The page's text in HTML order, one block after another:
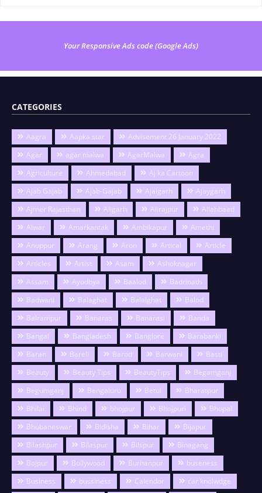
Your Responsive Ads code (Google Ads)
CATEGORIES
Aagra Aapka star
Advisement 26 January 2022
Agar
agar malwa AgarMalwa
Agra
Agriculture
Ahmedabad
Aj ka Cartoon
Ajab Gajab
Ajab-Gajab Ajaigarh
Ajaygarh
Ajmer Rajasthan
Aligarh Alirajpur
Allahbaad
Alwar
Amarkantak Ambikapur
Amethi
Anuppur
Arang Aron Artical
Article
Articles
Artist Asam
Ashoknagar
Assam
Ayodhya Baalod
Badrinath
Badwani
Balaghat Balalghat
Balod
Balrampur
Banaras Banarasi
Banda
Bangal
Bangladesh Banglore
Barabanki
Baran
Bareli Barod Barwani
Basti
Beauty
Beauty Tips BeautyTips
Begamganj
Begumganj
Bengaluru Betul
Bharatpur
Bhilai
Bhind bhojpur Bhojpuri
Bhopal
Bhubaneswar
Bidisha Bihar
Bijapur
Bilashpur
Bilaspur Bilspur
Binagang
Bojpur
Bollywood Burhanpur
buseness
Business
bussiness Calendor
car knolwdge